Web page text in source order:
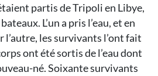
partis de Tripoli en Libye,
L’un a pris l’eau, et en
les survivants l’ont fait
ont été sortis de l’eau dont
né. Soixante survivants